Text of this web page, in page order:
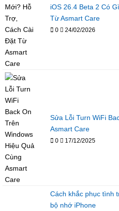
iOS 26.4 Beta 2 Có
Từ Asmart Care
0 24/02/2026
Sửa Lỗi Turn WiFi
Asmart Care
0 17/12/2025
Cách khắc phục tình
bộ nhớ iPhone